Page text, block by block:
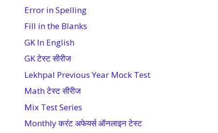
Error in Spelling
Fill in the Blanks
GK In English
GK टेस्ट सीरीज
Lekhpal Previous Year Mock Test
Math टेस्ट सीरीज
Mix Test Series
Monthly करंट अफेयर्स ऑनलाइन टेस्ट